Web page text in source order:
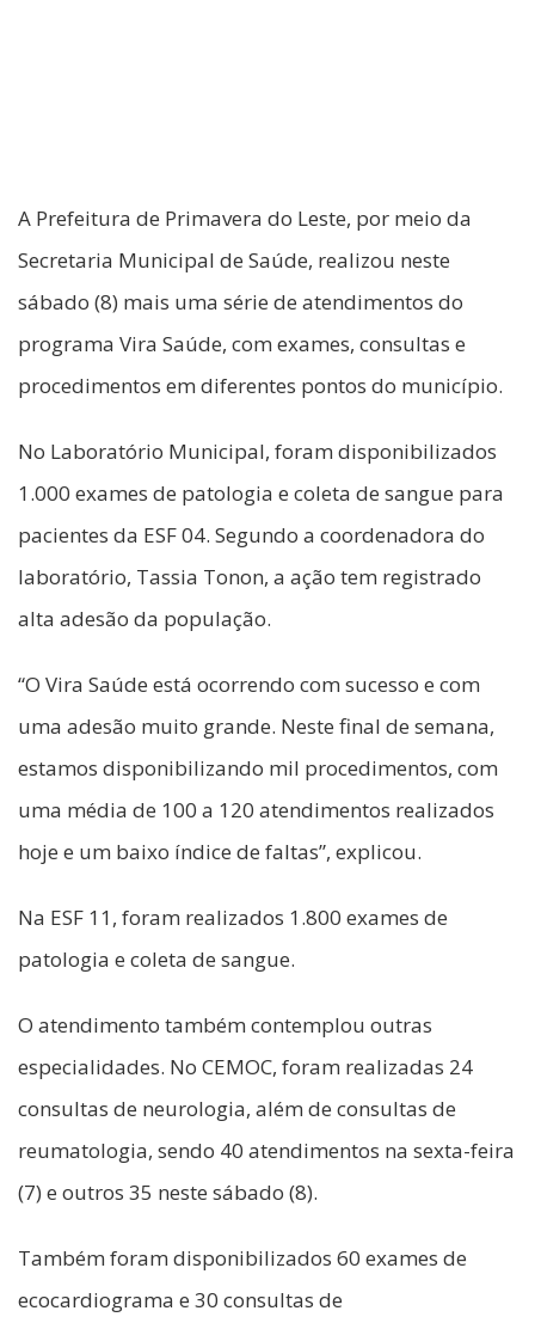
A Prefeitura de Primavera do Leste, por meio da
Secretaria Municipal de Saúde, realizou neste
sábado (8) mais uma série de atendimentos do
programa Vira Saúde, com exames, consultas e
procedimentos em diferentes pontos do município.
No Laboratório Municipal, foram disponibilizados
1.000 exames de patologia e coleta de sangue para
pacientes da ESF 04. Segundo a coordenadora do
laboratório, Tassia Tonon, a ação tem registrado
alta adesão da população.
“O Vira Saúde está ocorrendo com sucesso e com
uma adesão muito grande. Neste final de semana,
estamos disponibilizando mil procedimentos, com
uma média de 100 a 120 atendimentos realizados
hoje e um baixo índice de faltas”, explicou.
Na ESF 11, foram realizados 1.800 exames de
patologia e coleta de sangue.
O atendimento também contemplou outras
especialidades. No CEMOC, foram realizadas 24
consultas de neurologia, além de consultas de
reumatologia, sendo 40 atendimentos na sexta-feira
(7) e outros 35 neste sábado (8).
Também foram disponibilizados 60 exames de
ecocardiograma e 30 consultas de